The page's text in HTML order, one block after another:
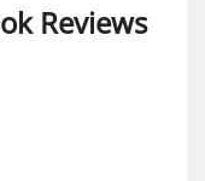
Reviews